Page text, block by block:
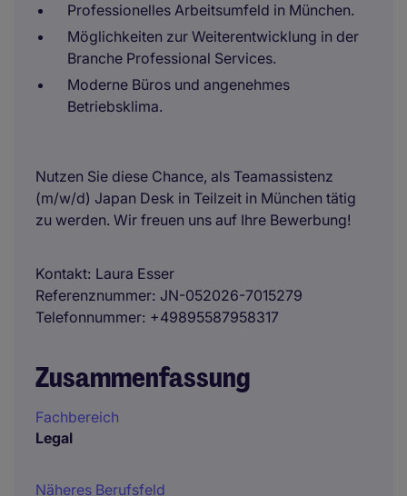
Professionelles Arbeitsumfeld in München.
Möglichkeiten zur Weiterentwicklung in der
Branche Professional Services.
Moderne Büros und angenehmes
Betriebsklima.
Nutzen Sie diese Chance, als Teamassistenz
(m/w/d) Japan Desk in Teilzeit in München tätig
zu werden. Wir freuen uns auf Ihre Bewerbung!
Kontakt Laura Esser
Referenznummer JN-052026-7015279
Telefonnummer +49895587958317
Zusammenfassung
Fachbereich
Legal
Näheres Berufsfeld